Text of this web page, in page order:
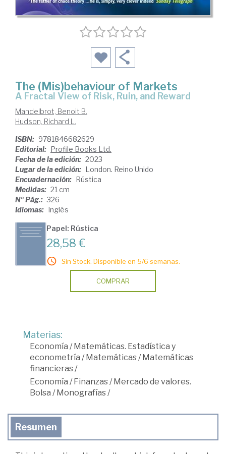
The (Mis)behaviour of Markets
A Fractal View of Risk, Ruin, and Reward
Mandelbrot, Benoit B.
Hudson, Richard L.
ISBN: 9781846682629
Editorial: Profile Books Ltd.
Fecha de la edición: 2023
Lugar de la edición: London. Reino Unido
Encuadernación: Rústica
Medidas: 21 cm
Nº Pág.: 326
Idiomas: Inglés
Papel: Rústica
28,58 €
Sin Stock. Disponible en 5/6 semanas.
COMPRAR
Materias:
Economía /Matemáticas. Estadística y
econometría /Matemáticas /Matemáticas
financieras /
Economía /Finanzas /Mercado de valores.
Bolsa /Monografías /
Resumen